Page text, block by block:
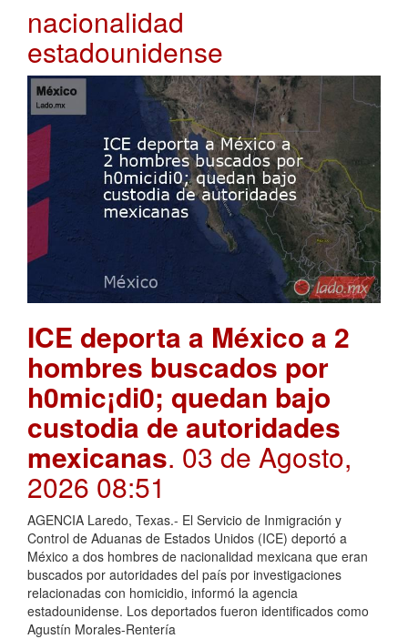
nacionalidad
estadounidense
ICE deporta a México a 2
hombres buscados por
h0mic¡di0; quedan bajo
custodia de autoridades
mexicanas. 03 de Agosto,
2026 08:51
AGENCIA Laredo, Texas.- El Servicio de Inmigración y
Control de Aduanas de Estados Unidos (ICE) deportó a
México a dos hombres de nacionalidad mexicana que eran
buscados por autoridades del país por investigaciones
relacionadas con homicidio, informó la agencia
estadounidense. Los deportados fueron identificados como
Agustín Morales-Rentería